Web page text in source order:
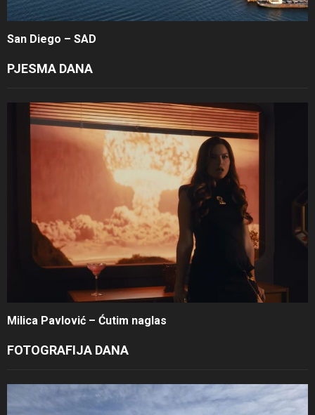
San Diego – SAD
PJESMA DANA
Milica Pavlović – Ćutim naglas
FOTOGRAFIJA DANA